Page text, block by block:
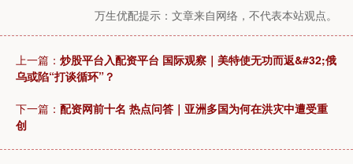
万生优配提示：文章来自网络，不代表本站观点。
上一篇： 炒股平台入配资平台 国际观察｜美特使无功而返&#32;俄
乌或陷“打谈循环”？
下一篇： 配资网前十名 热点问答｜亚洲多国为何在洪灾中遭受重
创